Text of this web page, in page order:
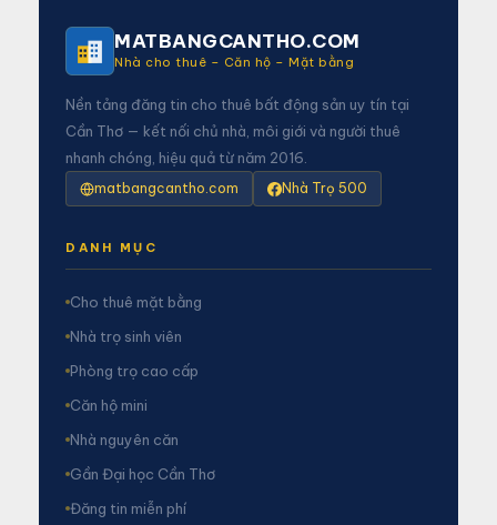
MATBANGCANTHO.COM
Nhà cho thuê – Căn hộ – Mặt bằng
Nền tảng đăng tin cho thuê bất động sản uy tín tại
Cần Thơ — kết nối chủ nhà, môi giới và người thuê
nhanh chóng, hiệu quả từ năm 2016.
matbangcantho.com Nhà Trọ 500
DANH MỤC
Cho thuê mặt bằng
Nhà trọ sinh viên
Phòng trọ cao cấp
Căn hộ mini
Nhà nguyên căn
Gần Đại học Cần Thơ
Đăng tin miễn phí